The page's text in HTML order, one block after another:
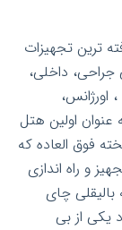
ترین تجهیزات
داخلی،
زنان و زایمان، اطفال، نوزادان، NICU, ICU, CCU ، اورژانس،
عنوان اولین هتل
کشور شروع کرد. این بیمارستان ۸۰ تخته فوق العاده که
و راه اندازی
چای
یکی از بی